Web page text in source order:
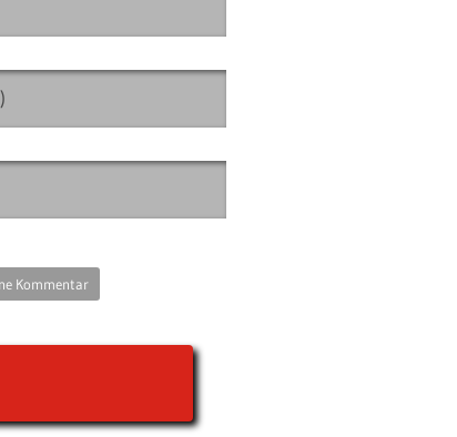
Kommentar